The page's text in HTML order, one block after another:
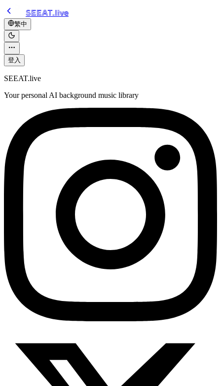
SEEAT.live
繁中
登入
SEEAT.live
Your personal AI background music library